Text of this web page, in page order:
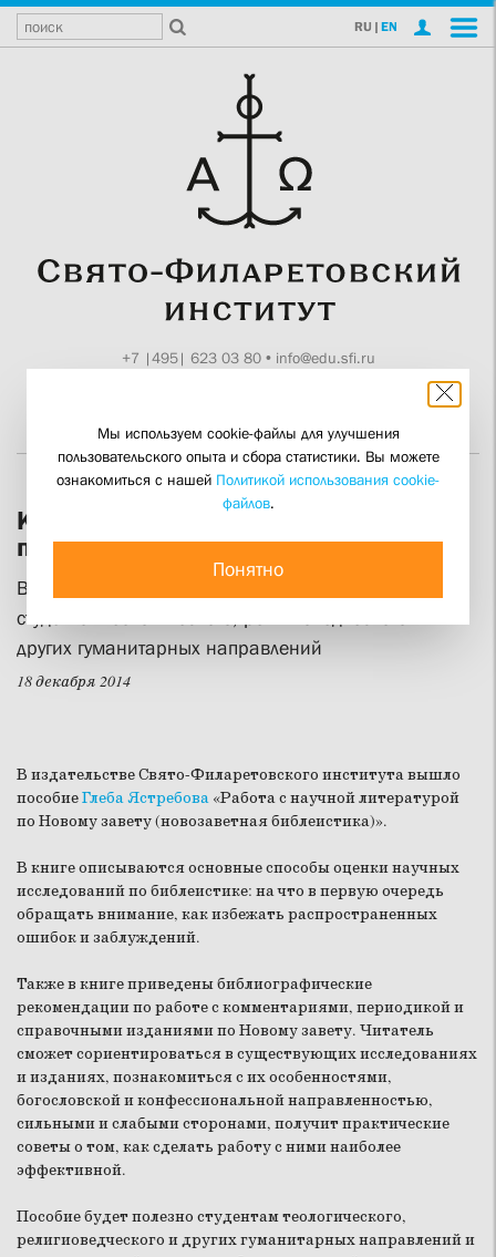
RU | EN
+7 |495| 623 03 80• info@edu.sfi.ru
Как работать с научной литературой
по Новому завету
В издательстве СФИ вышло учебное пособие для
студентов теологического, религиоведческого и
других гуманитарных направлений
18 декабря 2014
В издательстве Свято-Филаретовского института вышло
пособиеГлеба Ястребова «Работа с научной литературой
по Новому завету (новозаветная библеистика)».
В книге описываются основные способы оценки научных
исследований по библеистике: на что в первую очередь
обращать внимание, как избежать распространенных
ошибок и заблуждений.
Также в книге приведены библиографические
рекомендации по работе с комментариями, периодикой и
справочными изданиями по Новому завету. Читатель
сможет сориентироваться в существующих исследованиях
и изданиях, познакомиться с их особенностями,
богословской и конфессиональной направленностью,
сильными и слабыми сторонами, получит практические
советы о том, как сделать работу с ними наиболее
эффективной.
Пособие будет полезно студентам теологического,
религиоведческого и других гуманитарных направлений и
Мы используем cookie-файлы для улучшения
пользовательского опыта и сбора статистики. Вы можете
ознакомиться с нашей Политикой использования cookie-
файлов.
Понятно